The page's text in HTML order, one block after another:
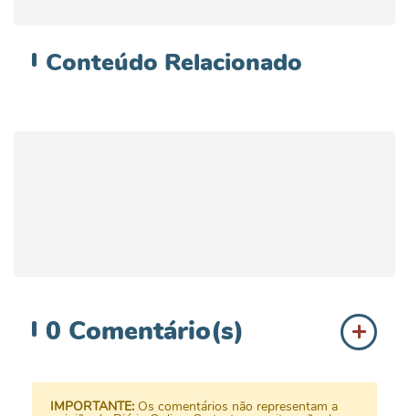
Conteúdo Relacionado
0 Comentário(s)
IMPORTANTE: Os comentários não representam a